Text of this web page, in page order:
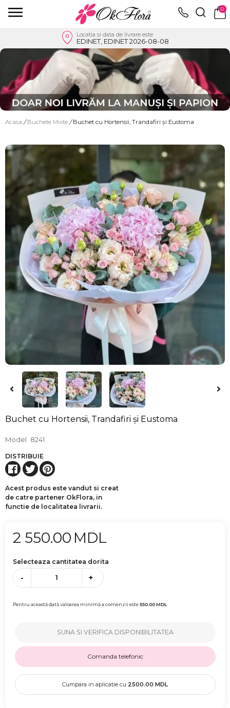
0
Locatia si data de livrare este
EDINET, EDINET 2026-08-08
Acasa / Buchete Mixte / Buchet cu Hortensii, Trandafiri și Eustoma
Buchet cu Hortensii, Trandafiri și Eustoma
Model 8241
DISTRIBUIE
Acest produs este vandut si creat
de catre partener OkFlora, in
functie de localitatea livrarii.
2 550.00 MDL
Selecteaza cantitatea dorita
- +
Pentru această dată valoarea minimă a comenzii este550.00MDL
SUNA SI VERIFICA DISPONIBILITATEA
Comanda telefonic
Cumpara in aplicatie cu 2500.00 MDL